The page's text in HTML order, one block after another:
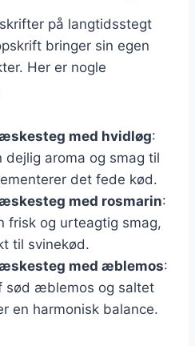
på langtidsstegt
bringer sin egen
Her er nogle
med hvidløg:
dejlig aroma og smag til
det fede kød.
med rosmarin:
frisk og urteagtig smag,
til svinekød.
med æblemos:
sød æblemos og saltet
en harmonisk balance.